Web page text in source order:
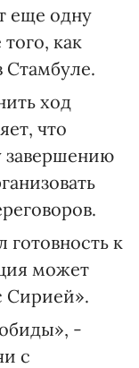
еще одну
как
Стамбуле.
ход
что
завершению
к
может
Сирией».
-
с